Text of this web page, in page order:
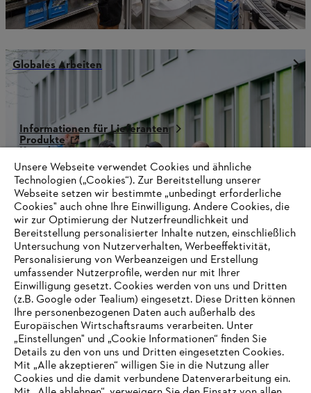
Globales Arbeiten
Informationen für Lieferanten
Produkte
Kontakt
Karriere
Hinweisgebersystem
Unsere Webseite verwendet Cookies und ähnliche
Technologien („Cookies“). Zur Bereitstellung unserer
Webseite setzen wir bestimmte „unbedingt erforderliche
Cookies" auch ohne Ihre Einwilligung. Andere Cookies, die
wir zur Optimierung der Nutzerfreundlichkeit und
Bereitstellung personalisierter Inhalte nutzen, einschließlich
Untersuchung von Nutzerverhalten, Werbeeffektivität,
Personalisierung von Werbeanzeigen und Erstellung
umfassender Nutzerprofile, werden nur mit Ihrer
Einwilligung gesetzt. Cookies werden von uns und Dritten
(z.B. Google oder Tealium) eingesetzt. Diese Dritten können
Ihre personenbezogenen Daten auch außerhalb des
Europäischen Wirtschaftsraums verarbeiten. Unter
„Einstellungen" und „Cookie Informationen“ finden Sie
Details zu den von uns und Dritten eingesetzten Cookies.
Mit „Alle akzeptieren“ willigen Sie in die Nutzung aller
Cookies und die damit verbundene Datenverarbeitung ein.